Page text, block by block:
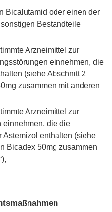
Bicalutamid oder einen der
Bestandteile
Arzneimittel zur
einnehmen, die
(siehe Abschnitt 2
zusammen mit anderen
Arzneimittel zur
einnehmen, die die
Astemizol enthalten (siehe
Bicadex 50mg zusammen